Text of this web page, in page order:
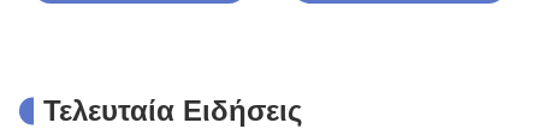
Τελευταία Ειδήσεις